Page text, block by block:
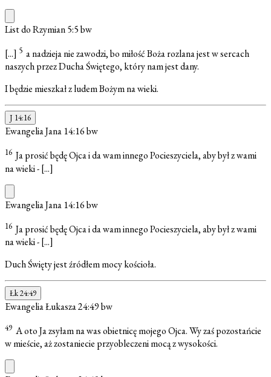
List do Rzymian 5:5bw
[...] 5 a nadzieja nie zawodzi, bo miłość Boża rozlana jest w sercach
naszych przez Ducha Świętego, który nam jest dany.
I będzie mieszkał z ludem Bożym na wieki.
J 14:16
Ewangelia Jana 14:16bw
16 Ja prosić będę Ojca i da wam innego Pocieszyciela, aby był z wami
na wieki -[...]
Ewangelia Jana 14:16bw
16 Ja prosić będę Ojca i da wam innego Pocieszyciela, aby był z wami
na wieki -[...]
Duch Święty jest źródłem mocy kościoła.
Łk 24:49
Ewangelia Łukasza 24:49bw
49 A oto Ja zsyłam na was obietnicę mojego Ojca. Wy zaś pozostańcie
w mieście, aż zostaniecie przyobleczeni mocą z wysokości.